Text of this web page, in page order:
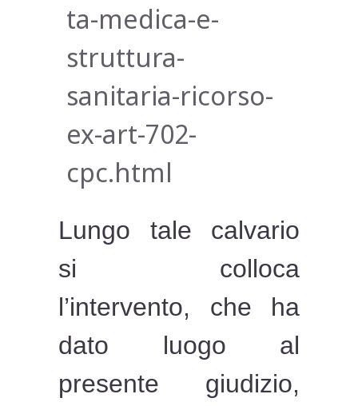
ta-medica-e-
struttura-
sanitaria-ricorso-
ex-art-702-
cpc.html
Lungo tale calvario
si colloca
l’intervento, che ha
dato luogo al
presente giudizio,